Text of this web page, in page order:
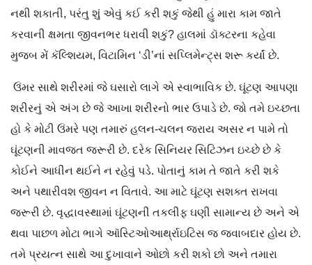
નથી શકાતી, પરંતુ શું એવું કઈ કરી શકું જેથી હું મારા કામ જાતે
કરવાની ક્ષમતા જીવનભર ધરાવી શકું? હાલમાં ડૉક્ટરના કહેવા
મુજબ મેં કૅલ્શિયમ, વિટામિન ‘ડી’નાં સપ્લિમેન્ટ્સ શરૂ કર્યાં છે.
ઉંમર સાથે શરીરમાં જે ઘસારો લાગે એ સ્વાભાવિક છે. ઘૂંટણ આપણા
શરીરનું એ અંગ છે જે આખા શરીરનો ભાર ઉપાડે છે. જો તમે ઇચ્છતા
હો કે મોટી ઉંમરે પણ તમારું હલન-ચલન જરાય અસર ન પામે તો
ઘૂંટણની માવજત જરૂરી છે. દરેક સિનિયર સિટિઝન ઇચ્છે છે કે
કોઈને આધીન થઈને ન રહેવું પડે. પોતાનું કામ તે જાતે કરી શકે
અને પથારીવશ જીવન ન વિતાવે. આ માટે ઘૂંટણ સશક્ત રાખવા
જરૂરી છે. વૃદ્ધાવસ્થામાં ઘૂંટણની તકલીફ ઘણી સામાન્ય છે અને એ
થવા પાછળ મોટા ભાગે ઑસ્ટિઓઆર્થ્રાઇટિસ જ જવાબદાર હોય છે.
તમે પ્રયત્ન સાથે આ દુખાવાને ઓછો કરી શકો છો અને તમારા